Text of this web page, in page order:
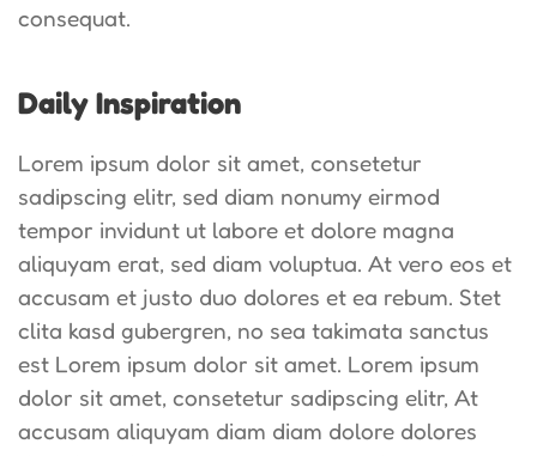
consequat.
Daily Inspiration
Lorem ipsum dolor sit amet, consetetur
sadipscing elitr, sed diam nonumy eirmod
tempor invidunt ut labore et dolore magna
aliquyam erat, sed diam voluptua. At vero eos et
accusam et justo duo dolores et ea rebum. Stet
clita kasd gubergren, no sea takimata sanctus
est Lorem ipsum dolor sit amet. Lorem ipsum
dolor sit amet, consetetur sadipscing elitr, At
accusam aliquyam diam diam dolore dolores